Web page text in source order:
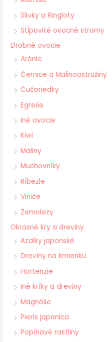
Slivky a Ringloty
Stĺpovité ovocné stromy
Drobné ovocie
Arónie
Černice a Malinoostružiny
Čučoriedky
Egreše
Iné ovocie
Kiwi
Maliny
Muchovníky
Ríbezle
Viniče
Zemolezy
Okrasné kry a dreviny
Azalky japonské
Dreviny na kmienku
Hortenzie
Iné kríky a dreviny
Magnólie
Pieris japonica
Popínavé rastliny